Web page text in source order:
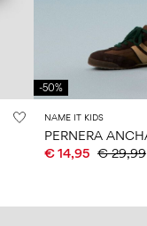
-50%
NAME IT KIDS
€ 14,95 € 29,99